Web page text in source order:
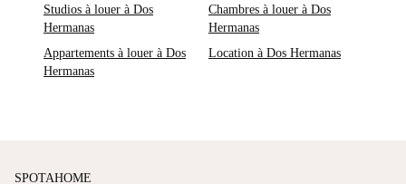
Studios à louer à Dos
Hermanas
Chambres à louer à Dos
Hermanas
Appartements à louer à Dos
Hermanas
Location à Dos Hermanas
SPOTAHOME